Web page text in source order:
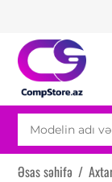
Əsas səhifə /